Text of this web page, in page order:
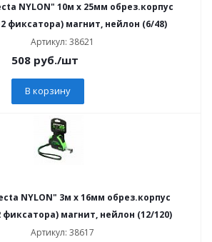
NYLON" 10м х 25мм обрез.корпус
фиксатора) магнит, нейлон (6/48)
Артикул: 38621
508 руб./шт
В корзину
NYLON" 3м х 16мм обрез.корпус
фиксатора) магнит, нейлон (12/120)
Артикул: 38617